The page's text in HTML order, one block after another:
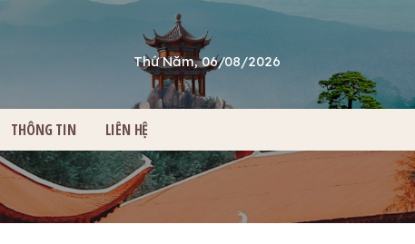
Thứ Năm, 06/08/2026
THÔNG TIN LIÊN HỆ